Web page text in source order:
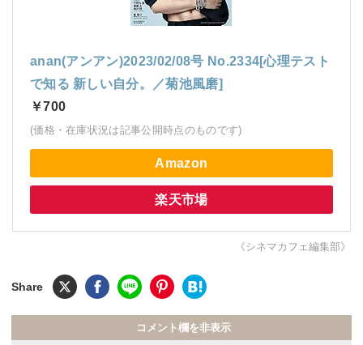
anan(アンアン)2023/02/08号 No.2334[心理テスト
で知る 新しい自分。／菊池風磨]
￥700
(価格・在庫状況は記事公開時点のものです)
Amazon
楽天市場
《シネマカフェ編集部》
コメント欄を非表示